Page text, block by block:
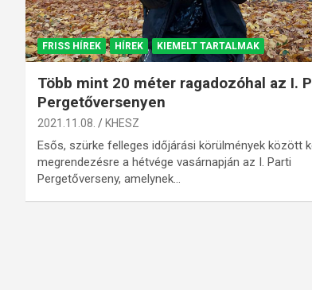
FRISS HÍREK HÍREK KIEMELT TARTALMAK
Több mint 20 méter ragadozóhal az I.
Pergetőversenyen
2021.11.08. KHESZ
Esős, szürke felleges időjárási körülmények között
megrendezésre a hétvége vasárnapján az I. Parti
Pergetőverseny, amelynek…